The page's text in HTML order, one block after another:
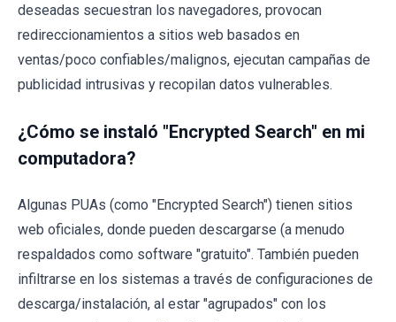
deseadas secuestran los navegadores, provocan
redireccionamientos a sitios web basados ​​en
ventas/poco confiables/malignos, ejecutan campañas de
publicidad intrusivas y recopilan datos vulnerables.
¿Cómo se instaló "Encrypted Search" en mi
computadora?
Algunas PUAs (como "Encrypted Search") tienen sitios
web oficiales, donde pueden descargarse (a menudo
respaldados como software "gratuito". También pueden
infiltrarse en los sistemas a través de configuraciones de
descarga/instalación, al estar "agrupados" con los